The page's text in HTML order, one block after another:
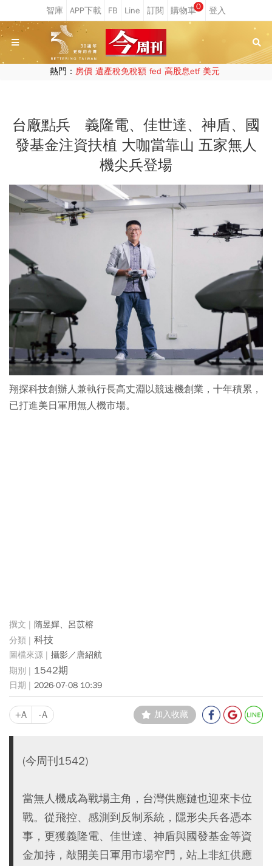
0
熱門： 房價 遺產稅免稅額 fed 高股息etf 美元
台廠點兵 義隆電、佳世達、神盾、國
發基金注資扶植 大咖當靠山 五家無人
機尖兵登場
翔探科技創辦人兼執行長高丈淵以競速機創業，十年積累，
已打進美日軍用無人機市場。
隋昱嬋、呂苡榕
科技
攝影／唐紹航
1542期
2026-07-08 10:39
+A -A 加入收藏
(今周刊1542)
當無人機成為戰場主角，台灣供應鏈也迎來卡位
戰。從飛控、感測到反制系統，隱形尖兵各憑本
事，更獲義隆電、佳世達、神盾與國發基金等資
金加持，敲開美日軍用市場窄門，站上非紅供應